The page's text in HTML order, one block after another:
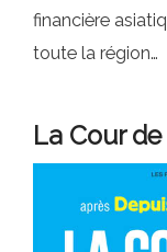
financière
toute la région…
La Cour